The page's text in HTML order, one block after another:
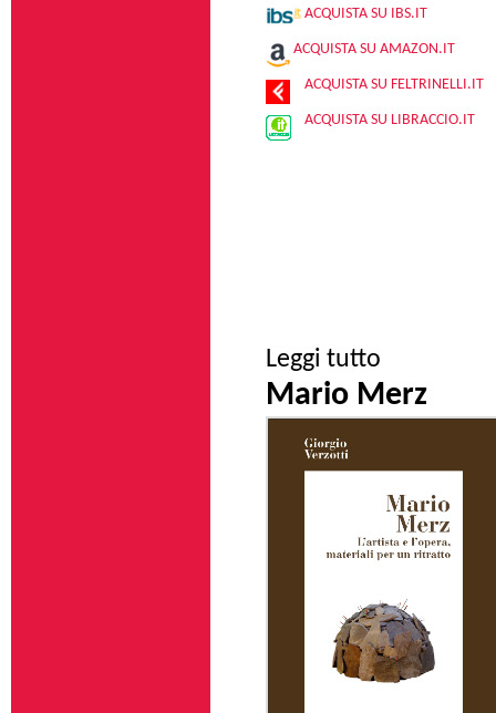
ACQUISTA SU IBS.IT
ACQUISTA SU AMAZON.IT
ACQUISTA SU FELTRINELLI.IT
ACQUISTA SU LIBRACCIO.IT
Leggi tutto
Mario Merz